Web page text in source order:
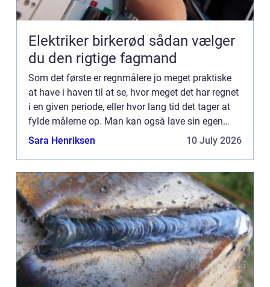
Elektriker birkerød sådan vælger
du den rigtige fagmand
Som det første er regnmålere jo meget praktiske
at have i haven til at se, hvor meget det har regnet
i en given periode, eller hvor lang tid det tager at
fylde målerne op. Man kan også lave sin egen
regnmåler, men hvis man skal være på den sikre
Sara Henriksen 10 July 2026